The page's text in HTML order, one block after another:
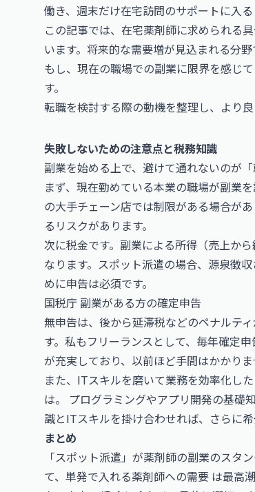
働き、週末だけ在宅訪問のサポートに入る
この記事では、在宅薬剤師に求められる
います。将来的な需要増が見込まれる分
もし、現在の職場での副業に限界を感じ
す。
転職を検討する際の動機を整理し、より
失敗しないための注意点と税務知識
副業を始める上で、避けて通れないのが
まず、現在勤めている本業の職場が副業
の大手チェーン店では制限がある場合が
るリスクがあります。
次に税金です。副業による所得（売上か
なります。スポット派遣の場合、源泉徴
めに申告は必須です。
国税庁 副業がある方の確定申告
無申告は、後から延滞税などのペナルテ
す。私もフリーランスとして、毎年確定
が充実しており、以前ほど手間はかかり
また、ITスキルを磨いて業務を効率化し
は。 プログラミングやアプリ開発の基礎
識とITスキルを掛け合わせれば、さらに
まとめ
「スポット派遣」が薬剤師の副業のスタ
て、単発で入れる薬剤師への需要 は最高